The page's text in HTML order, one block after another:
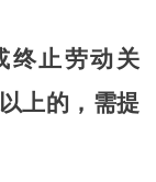
终止劳动关
上的，需提